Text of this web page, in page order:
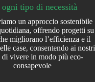
ogni tipo di necessità
un approccio sostenibile
offrendo progetti su
migliorano l’efficienza e il
case, consentendo ai nostri
vivere in modo più eco-
consapevole